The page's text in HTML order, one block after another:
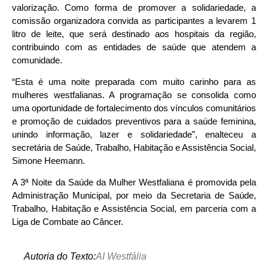
valorização. Como forma de promover a solidariedade, a
comissão organizadora convida as participantes a levarem 1
litro de leite, que será destinado aos hospitais da região,
contribuindo com as entidades de saúde que atendem a
comunidade.
“Esta é uma noite preparada com muito carinho para as
mulheres westfalianas. A programação se consolida como
uma oportunidade de fortalecimento dos vínculos comunitários
e promoção de cuidados preventivos para a saúde feminina,
unindo informação, lazer e solidariedade”, enalteceu a
secretária de Saúde, Trabalho, Habitação e Assistência Social,
Simone Heemann.
A 3ª Noite da Saúde da Mulher Westfaliana é promovida pela
Administração Municipal, por meio da Secretaria de Saúde,
Trabalho, Habitação e Assistência Social, em parceria com a
Liga de Combate ao Câncer.
Autoria do Texto:AI Westfália